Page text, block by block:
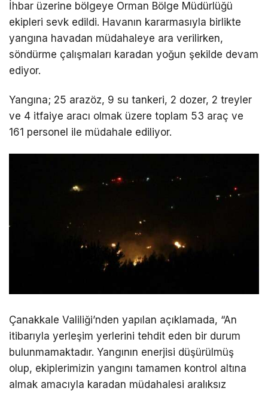
İhbar üzerine bölgeye Orman Bölge Müdürlüğü
ekipleri sevk edildi. Havanın kararmasıyla birlikte
yangına havadan müdahaleye ara verilirken,
söndürme çalışmaları karadan yoğun şekilde devam
ediyor.
Yangına; 25 arazöz, 9 su tankeri, 2 dozer, 2 treyler
ve 4 itfaiye aracı olmak üzere toplam 53 araç ve
161 personel ile müdahale ediliyor.
Çanakkale Valiliği’nden yapılan açıklamada, “An
itibarıyla yerleşim yerlerini tehdit eden bir durum
bulunmamaktadır. Yangının enerjisi düşürülmüş
olup, ekiplerimizin yangını tamamen kontrol altına
almak amacıyla karadan müdahalesi aralıksız